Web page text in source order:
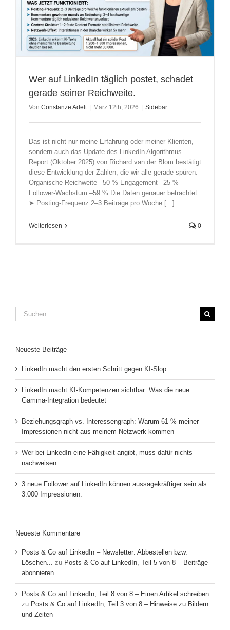
Wer auf LinkedIn täglich postet, schadet
gerade seiner Reichweite.
Von Constanze Adelt März 12th, 2026 Sidebar
Das ist nicht nur meine Erfahrung oder meiner Klienten,
sondern auch das Update des LinkedIn Algorithmus
Report (Oktober 2025) von Richard van der Blom bestätigt
diese Entwicklung der Zahlen, die wir alle gerade spüren.
Organische Reichweite –50 % Engagement –25 %
Follower-Wachstum –59 % Die Daten genauer betrachtet:
➤ Posting-Frequenz 2–3 Beiträge pro Woche [...]
Weiterlesen 0
Suche
nach:
Neueste Beiträge
LinkedIn macht den ersten Schritt gegen KI-Slop.
LinkedIn macht KI-Kompetenzen sichtbar: Was die neue
Gamma-Integration bedeutet
Beziehungsgraph vs. Interessengraph: Warum 61 % meiner
Impressionen nicht aus meinem Netzwerk kommen
Wer bei LinkedIn eine Fähigkeit angibt, muss dafür nichts
nachweisen.
3 neue Follower auf LinkedIn können aussagekräftiger sein als
3.000 Impressionen.
Neueste Kommentare
Posts & Co auf LinkedIn – Newsletter: Abbestellen bzw.
Löschen...
zu Posts & Co auf LinkedIn, Teil 5 von 8 – Beiträge
abonnieren
Posts & Co auf LinkedIn, Teil 8 von 8 – Einen Artikel schreiben
zu Posts & Co auf LinkedIn, Teil 3 von 8 – Hinweise zu Bildern
und Zeiten